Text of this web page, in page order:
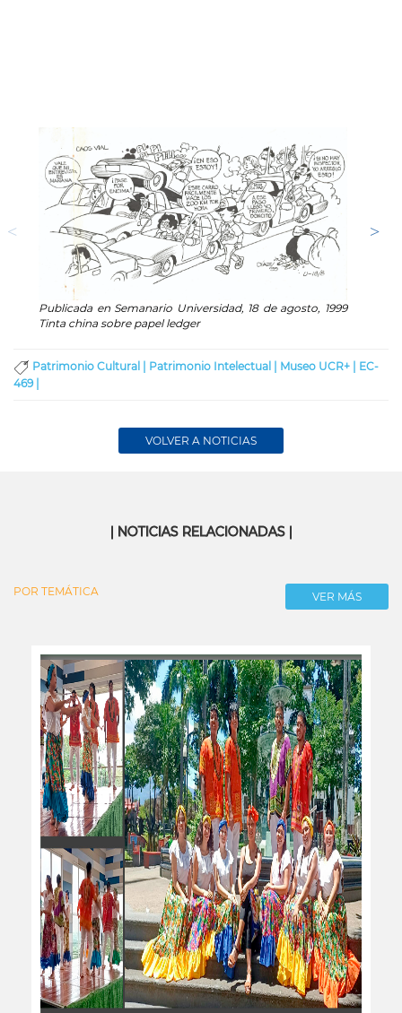
Publicada en Semanario Universidad, 18 de agosto, 1999
Tinta china sobre papel ledger
Patrimonio Cultural | Patrimonio Intelectual | Museo UCR+ | EC-
469 |
VOLVER A NOTICIAS
| NOTICIAS RELACIONADAS |
POR TEMÁTICA VER MÁS